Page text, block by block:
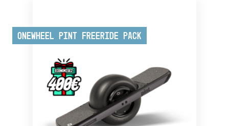
Onewheel Pint Freeride Pack